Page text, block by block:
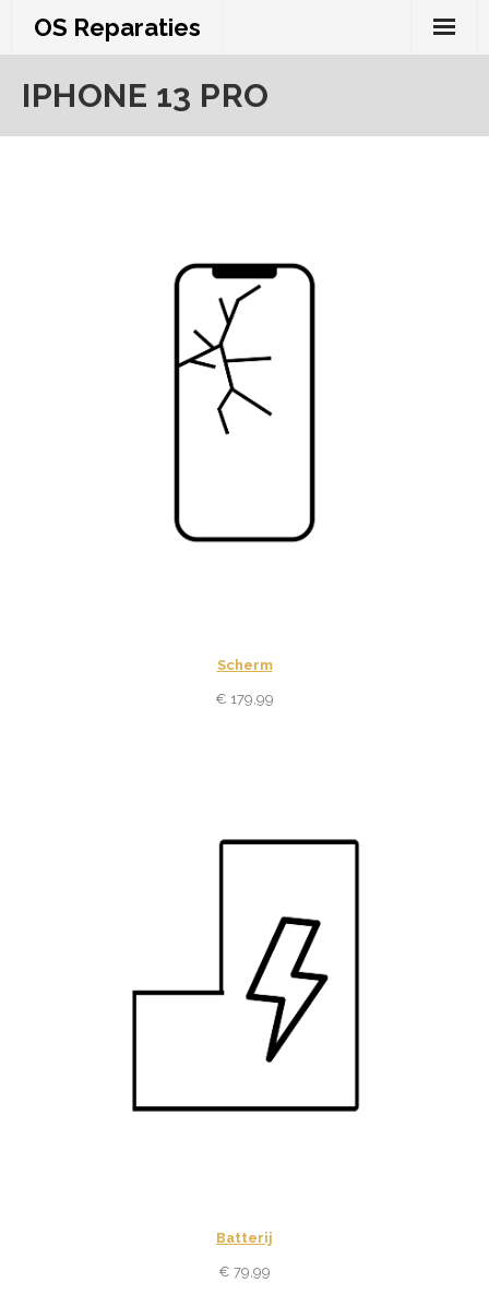
OS Reparaties
IPHONE 13 PRO
Scherm
€ 179,99
Batterij
€ 79,99